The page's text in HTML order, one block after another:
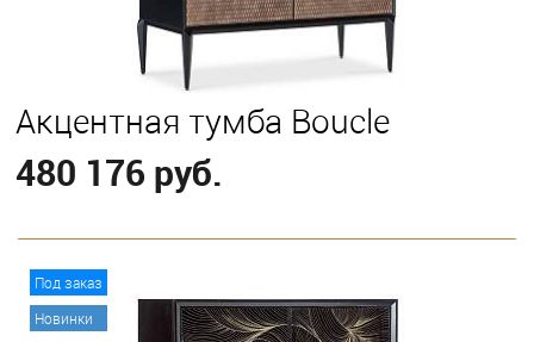
Акцентная тумба Boucle
480 176 руб.
Под заказ
Новинки